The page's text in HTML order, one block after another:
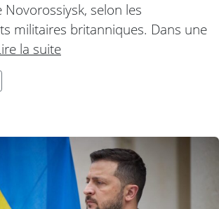
selon les
militaires britanniques. Dans une
la suite